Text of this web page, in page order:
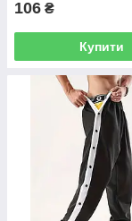
106 ₴
Купити